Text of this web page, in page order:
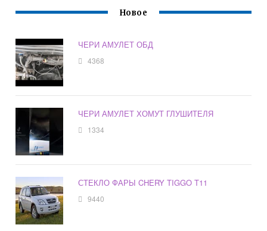
Новое
ЧЕРИ АМУЛЕТ ОБД
4368
ЧЕРИ АМУЛЕТ ХОМУТ ГЛУШИТЕЛЯ
1334
СТЕКЛО ФАРЫ CHERY TIGGO T11
9440